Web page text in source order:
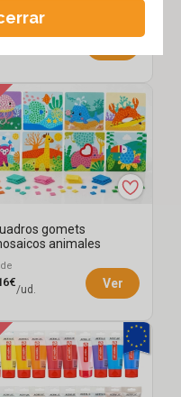
gomets
animales
/ud. Ver